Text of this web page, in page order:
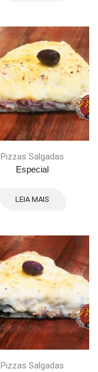
Pizzas Salgadas
Especial
LEIA MAIS
Pizzas Salgadas